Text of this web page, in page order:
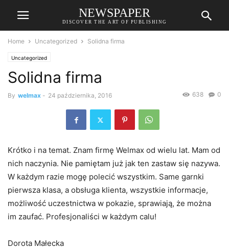
NEWSPAPER
DISCOVER THE ART OF PUBLISHING
Home Uncategorized Solidna firma
Uncategorized
Solidna firma
By welmax - 24 października, 2016 0
638
Krótko i na temat. Znam firmę Welmax od wielu lat. Mam od
nich naczynia. Nie pamiętam już jak ten zastaw się nazywa.
W każdym razie mogę polecić wszystkim. Same garnki
pierwsza klasa, a obsługa klienta, wszystkie informacje,
możliwość uczestnictwa w pokazie, sprawiają, że można
im zaufać. Profesjonaliści w każdym calu!
Dorota Małecka